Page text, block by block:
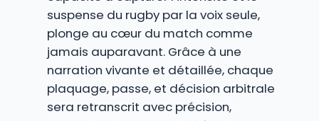
suspense du rugby par la voix seule,
plonge au cœur du match comme
jamais auparavant. Grâce à une
narration vivante et détaillée, chaque
plaquage, passe, et décision arbitrale
sera retranscrit avec précision,